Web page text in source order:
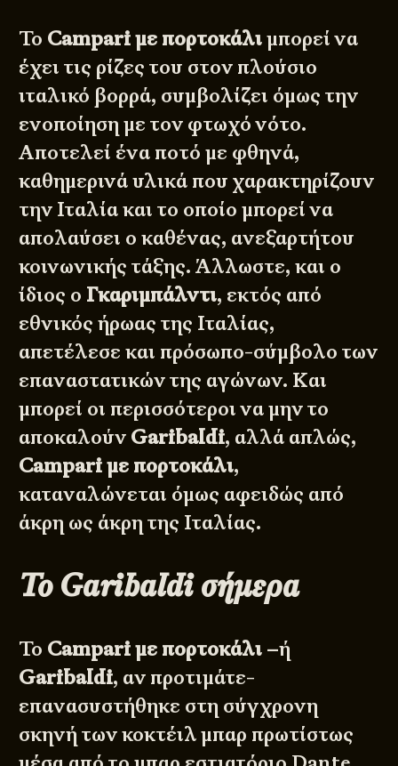
Το Campari με πορτοκάλιμπορεί να
έχει τις ρίζες του στον πλούσιο
ιταλικό βορρά, συμβολίζει όμως την
ενοποίηση με τον φτωχό νότο.
Αποτελεί ένα ποτό με φθηνά,
καθημερινά υλικά που χαρακτηρίζουν
την Ιταλία και το οποίο μπορεί να
απολαύσει ο καθένας, ανεξαρτήτου
κοινωνικής τάξης. Άλλωστε, και ο
ίδιος ο Γκαριμπάλντι, εκτός από
εθνικός ήρωας της Ιταλίας,
απετέλεσε και πρόσωπο-σύμβολο των
επαναστατικών της αγώνων. Και
μπορεί οι περισσότεροι να μην το
αποκαλούν Garibaldi, αλλά απλώς,
Campari με πορτοκάλι,
καταναλώνεται όμως αφειδώς από
άκρη ως άκρη της Ιταλίας.
Το Garibaldi σήμερα
Το Campari με πορτοκάλι –ή
Garibaldi, αν προτιμάτε-
επανασυστήθηκε στη σύγχρονη
σκηνή των κοκτέιλ μπαρ πρωτίστως